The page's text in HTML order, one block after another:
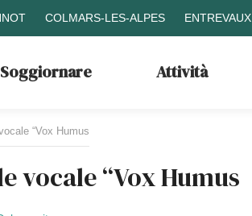
COLMARS-LES-ALPES ENTREVAUX
Soggiornare Attività
“Vox Humus
vocale “Vox Humus